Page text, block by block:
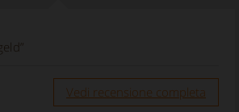
Vedi recensione completa